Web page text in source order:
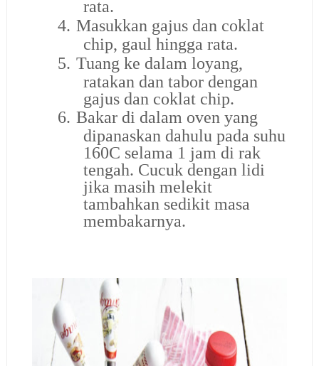
rata.
4. Masukkan gajus dan coklat
chip, gaul hingga rata.
5. Tuang ke dalam loyang,
ratakan dan tabor dengan
gajus dan coklat chip.
6. Bakar di dalam oven yang
dipanaskan dahulu pada suhu
160C selama 1 jam di rak
tengah. Cucuk dengan lidi
jika masih melekit
tambahkan sedikit masa
membakarnya.